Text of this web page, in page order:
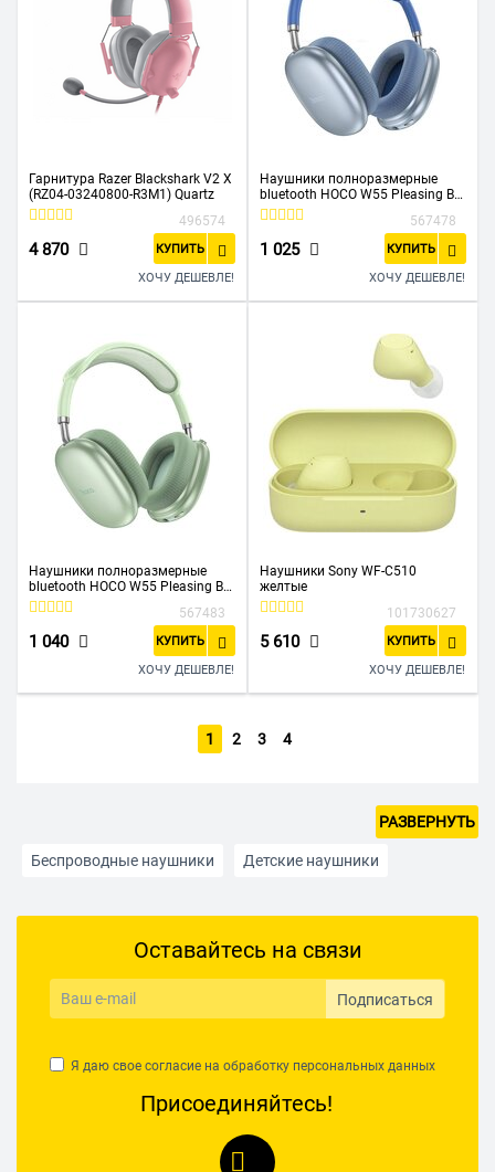
Гарнитура Razer Blackshark V2 X
(RZ04-03240800-R3M1) Quartz
496574
4 870 КУПИТЬ
ХОЧУ ДЕШЕВЛЕ!
Наушники полноразмерные
bluetooth HOCO W55 Pleasing BT
headphones синий
567478
1 025 КУПИТЬ
ХОЧУ ДЕШЕВЛЕ!
Наушники полноразмерные
bluetooth HOCO W55 Pleasing BT
headphones зеленый
567483
1 040 КУПИТЬ
ХОЧУ ДЕШЕВЛЕ!
Наушники Sony WF-C510
желтые
101730627
5 610 КУПИТЬ
ХОЧУ ДЕШЕВЛЕ!
1 2 3 4
Беспроводные наушники Детские наушники
Для компьютера с микрофоном Для смартфонов
Наушники для телевизора Накладные наушники
РАЗВЕРНУТЬ
Оставайтесь на связи
Подписаться
Я даю свое согласие на обработку персональных данных
Присоединяйтесь!